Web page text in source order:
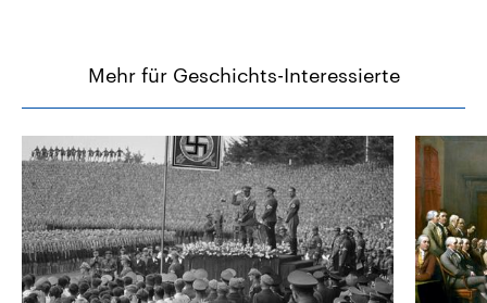
Mehr für Geschichts-Interessierte